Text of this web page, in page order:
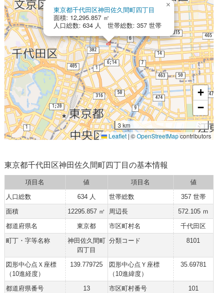
東京都千代田区神田佐久間町四丁目
面積: 12,295.857 ㎡
人口総数: 634 人 世帯総数: 357 世帯
×
+
−
3 km
Leaflet | ©OpenStreetMapcontributors
東京都千代田区神田佐久間町四丁目の基本情報
項目名 値 項目名
値
人口総数
634 人 世帯総数
357 世帯
面積
12295.857 ㎡ 周辺長
572.105 ｍ
都道府県名
東京都 市区町村名
千代田区
町丁・字等名称
神田佐久間町
四丁目
分類コード 8101
図形中心点Ｘ座標
（10進経度）
139.779725
図形中心点Ｙ座標
（10進緯度）
35.69781
都道府県番号 13 市区町村番号
101